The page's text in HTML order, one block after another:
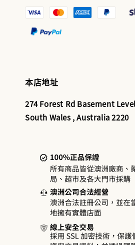
本店地址
274 Forest Rd Basement
South Wales , Australia 2220